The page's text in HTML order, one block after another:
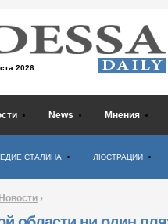
2026
News Мнения
СТАЛИНА ЛЮСТРАЦИИ
Новости ›